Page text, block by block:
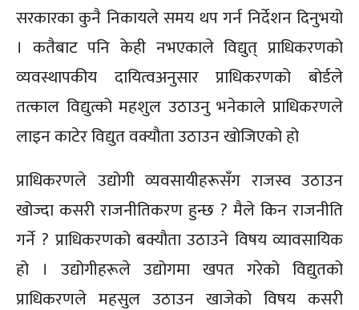
सरकारका कुनै निकायले समय थप गर्न निर्देशन दिनुभयो
। कतैबाट पनि केही नभएकाले विद्युत् प्राधिकरणको
व्यवस्थापकीय दायित्वअनुसार प्राधिकरणको बोर्डले
तत्काल विद्युत्को‌ महशुल उठाउनु भनेकाले प्राधिकरणले
लाइन काटेर विद्युत वक्यौता उठाउन खोजिएको हो
प्राधिकरणले उद्योगी व्यवसायीहरूसँग राजस्व उठाउन
खोज्दा कसरी राजनीतिकरण हुन्छ ? मैले किन राजनीति
गर्ने ? प्राधिकरणको बक्यौता उठाउने विषय व्यावसायिक
हो । उद्योगीहरूले उद्योगमा खपत गरेको विद्युतको
प्राधिकरणले महसुल उठाउन खाजेको विषय कसरी